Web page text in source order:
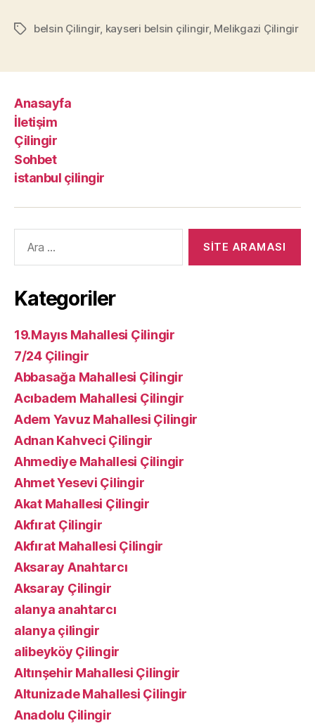
Etiketlerbelsin Çilingir, kayseri belsin çilingir, Melikgazi Çilingir
Anasayfa
İletişim
Çilingir
Sohbet
istanbul çilingir
yap:
Kategoriler
19.Mayıs Mahallesi Çilingir
7/24 Çilingir
Abbasağa Mahallesi Çilingir
Acıbadem Mahallesi Çilingir
Adem Yavuz Mahallesi Çilingir
Adnan Kahveci Çilingir
Ahmediye Mahallesi Çilingir
Ahmet Yesevi Çilingir
Akat Mahallesi Çilingir
Akfırat Çilingir
Akfırat Mahallesi Çilingir
Aksaray Anahtarcı
Aksaray Çilingir
alanya anahtarcı
alanya çilingir
alibeyköy Çilingir
Altınşehir Mahallesi Çilingir
Altunizade Mahallesi Çilingir
Anadolu Çilingir